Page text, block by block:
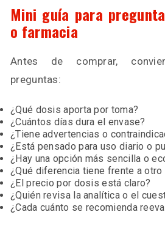
Mini guía para
o farmacia
Antes de comprar,
preguntas:
¿Qué dosis aporta por toma?
¿Cuántos días dura el envase?
¿Tiene advertencias o
¿Está pensado para uso diario o
¿Hay una opción más sencilla o
¿Qué diferencia tiene frente a otro
¿El precio por dosis está claro?
¿Quién revisa la analítica o el
¿Cada cuánto se recomienda